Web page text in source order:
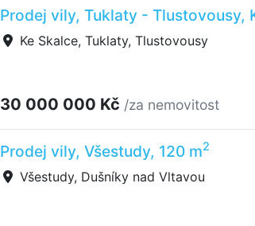
Prodej vily, Tuklaty - Tlustovousy,
Ke Skalce, Tuklaty, Tlustovousy
30 000 000 Kč /za nemovitost
Prodej vily, Všestudy, 120 m2
Všestudy, Dušníky nad Vltavou